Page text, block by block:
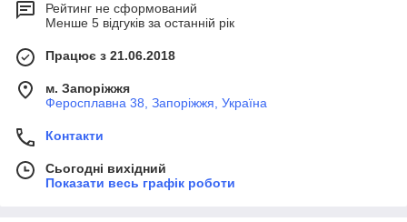
Рейтинг не сформований
Менше 5 відгуків за останній рік
Працює з 21.06.2018
м. Запоріжжя
Феросплавна 38, Запоріжжя, Україна
Контакти
Сьогодні вихідний
Показати весь графік роботи